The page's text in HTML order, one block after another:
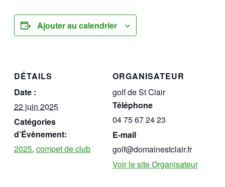
Ajouter au calendrier
DÉTAILS
Date :
22 juin 2025
Catégories
d’Évènement:
2025, compet de club
ORGANISATEUR
golf de St Clair
Téléphone
04 75 67 24 23
E-mail
golf@domainestclair.fr
Voir le site Organisateur